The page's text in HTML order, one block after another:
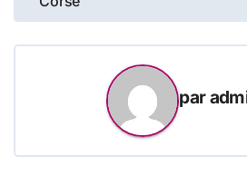
l’article
par